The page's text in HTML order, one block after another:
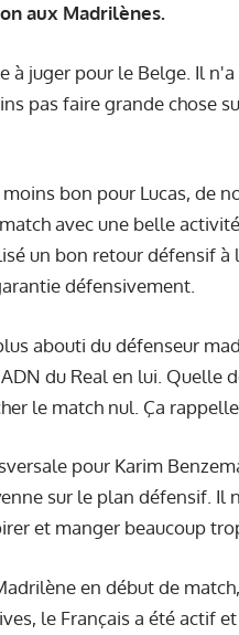
aux Madrilènes.
à juger pour le Belge. Il
pas faire grande chose
bon pour Lucas, de
avec une belle
un bon retour défensif
défensivement.
abouti du défenseur
du Real en lui. Quelle
le match nul. Ça
pour Karim
sur le plan défensif. Il
et manger beaucoup
en début de
le Français a été actif